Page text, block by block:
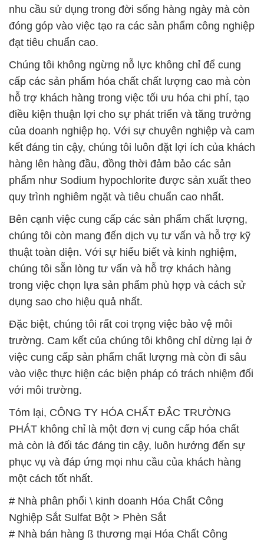
nhu cầu sử dụng trong đời sống hàng ngày mà còn
đóng góp vào việc tạo ra các sản phẩm công nghiệp
đạt tiêu chuẩn cao.
Chúng tôi không ngừng nỗ lực không chỉ để cung
cấp các sản phẩm hóa chất chất lượng cao mà còn
hỗ trợ khách hàng trong việc tối ưu hóa chi phí, tạo
điều kiện thuận lợi cho sự phát triển và tăng trưởng
của doanh nghiệp họ. Với sự chuyên nghiệp và cam
kết đáng tin cậy, chúng tôi luôn đặt lợi ích của khách
hàng lên hàng đầu, đồng thời đảm bảo các sản
phẩm như Sodium hypochlorite được sản xuất theo
quy trình nghiêm ngặt và tiêu chuẩn cao nhất.
Bên cạnh việc cung cấp các sản phẩm chất lượng,
chúng tôi còn mang đến dịch vụ tư vấn và hỗ trợ kỹ
thuật toàn diện. Với sự hiểu biết và kinh nghiệm,
chúng tôi sẵn lòng tư vấn và hỗ trợ khách hàng
trong việc chọn lựa sản phẩm phù hợp và cách sử
dụng sao cho hiệu quả nhất.
Đặc biệt, chúng tôi rất coi trọng việc bảo vệ môi
trường. Cam kết của chúng tôi không chỉ dừng lại ở
việc cung cấp sản phẩm chất lượng mà còn đi sâu
vào việc thực hiện các biện pháp có trách nhiệm đối
với môi trường.
Tóm lại, CÔNG TY HÓA CHẤT ĐẮC TRƯỜNG
PHÁT không chỉ là một đơn vị cung cấp hóa chất
mà còn là đối tác đáng tin cậy, luôn hướng đến sự
phục vụ và đáp ứng mọi nhu cầu của khách hàng
một cách tốt nhất.
# Nhà phân phối \ kinh doanh Hóa Chất Công
Nghiệp Sắt Sulfat Bột > Phèn Sắt
# Nhà bán hàng ß thương mại Hóa Chất Công